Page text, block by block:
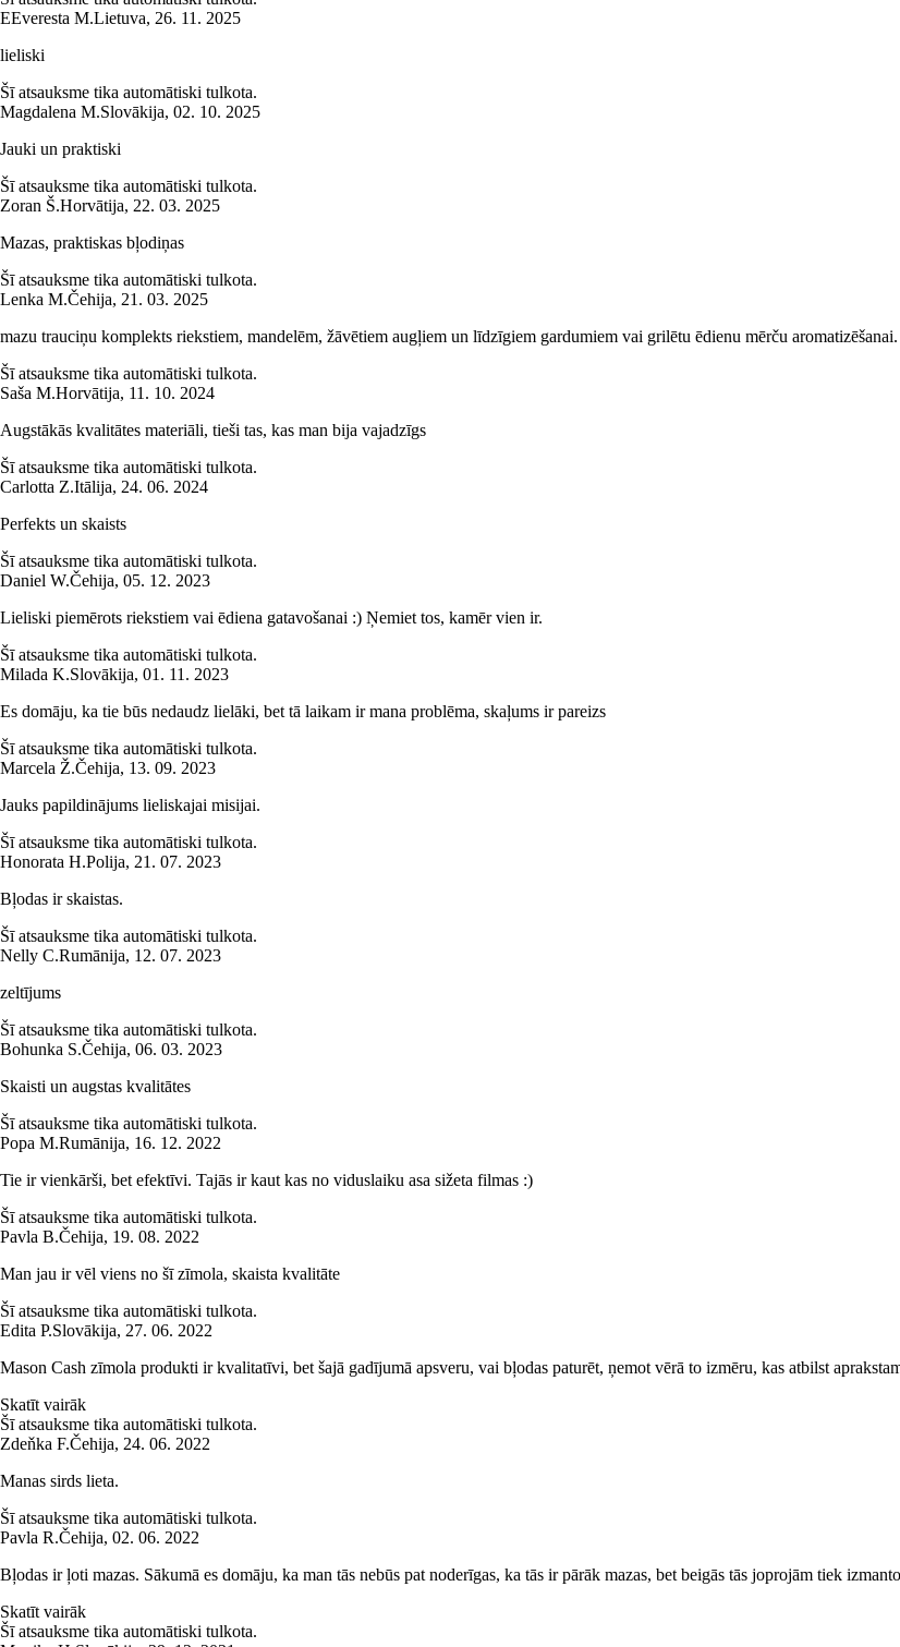
EEveresta M.Lietuva, 26. 11. 2025
lieliski
Šī atsauksme tika automātiski tulkota.
Magdalena M.Slovākija, 02. 10. 2025
Jauki un praktiski
Šī atsauksme tika automātiski tulkota.
Zoran Š.Horvātija, 22. 03. 2025
Mazas, praktiskas bļodiņas
Šī atsauksme tika automātiski tulkota.
Lenka M.Čehija, 21. 03. 2025
mazu trauciņu komplekts riekstiem, mandelēm, žāvētiem augļiem un līdzīgiem gardumiem vai grilētu ēdienu mērču aromatizēšanai.
Šī atsauksme tika automātiski tulkota.
Saša M.Horvātija, 11. 10. 2024
Augstākās kvalitātes materiāli, tieši tas, kas man bija vajadzīgs
Šī atsauksme tika automātiski tulkota.
Carlotta Z.Itālija, 24. 06. 2024
Perfekts un skaists
Šī atsauksme tika automātiski tulkota.
Daniel W.Čehija, 05. 12. 2023
Lieliski piemērots riekstiem vai ēdiena gatavošanai :) Ņemiet tos, kamēr vien ir.
Šī atsauksme tika automātiski tulkota.
Milada K.Slovākija, 01. 11. 2023
Es domāju, ka tie būs nedaudz lielāki, bet tā laikam ir mana problēma, skaļums ir pareizs
Šī atsauksme tika automātiski tulkota.
Marcela Ž.Čehija, 13. 09. 2023
Jauks papildinājums lieliskajai misijai.
Šī atsauksme tika automātiski tulkota.
Honorata H.Polija, 21. 07. 2023
Bļodas ir skaistas.
Šī atsauksme tika automātiski tulkota.
Nelly C.Rumānija, 12. 07. 2023
zeltījums
Šī atsauksme tika automātiski tulkota.
Bohunka S.Čehija, 06. 03. 2023
Skaisti un augstas kvalitātes
Šī atsauksme tika automātiski tulkota.
Popa M.Rumānija, 16. 12. 2022
Tie ir vienkārši, bet efektīvi. Tajās ir kaut kas no viduslaiku asa sižeta filmas :)
Šī atsauksme tika automātiski tulkota.
Pavla B.Čehija, 19. 08. 2022
Man jau ir vēl viens no šī zīmola, skaista kvalitāte
Šī atsauksme tika automātiski tulkota.
Edita P.Slovākija, 27. 06. 2022
Mason Cash zīmola produkti ir kvalitatīvi, bet šajā gadījumā apsveru, vai bļodas paturēt, ņemot vērā to izmēru, kas atbilst
Skatīt vairāk
Šī atsauksme tika automātiski tulkota.
Zdeňka F.Čehija, 24. 06. 2022
Manas sirds lieta.
Šī atsauksme tika automātiski tulkota.
Pavla R.Čehija, 02. 06. 2022
Bļodas ir ļoti mazas. Sākumā es domāju, ka man tās nebūs pat noderīgas, ka tās ir pārāk mazas, bet beigās tās joprojām tiek
Skatīt vairāk
Šī atsauksme tika automātiski tulkota.